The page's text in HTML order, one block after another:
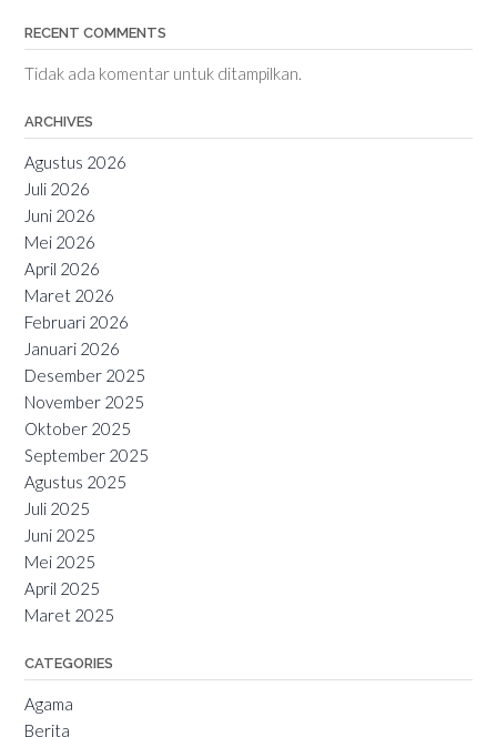
RECENT COMMENTS
Tidak ada komentar untuk ditampilkan.
ARCHIVES
Agustus 2026
Juli 2026
Juni 2026
Mei 2026
April 2026
Maret 2026
Februari 2026
Januari 2026
Desember 2025
November 2025
Oktober 2025
September 2025
Agustus 2025
Juli 2025
Juni 2025
Mei 2025
April 2025
Maret 2025
CATEGORIES
Agama
Berita